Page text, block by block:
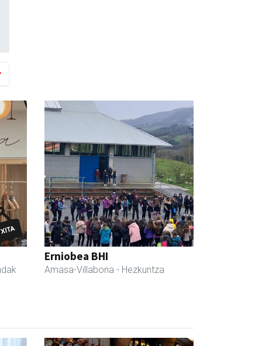
Erniobea BHI
Amasa-Villabona - Hezkuntza